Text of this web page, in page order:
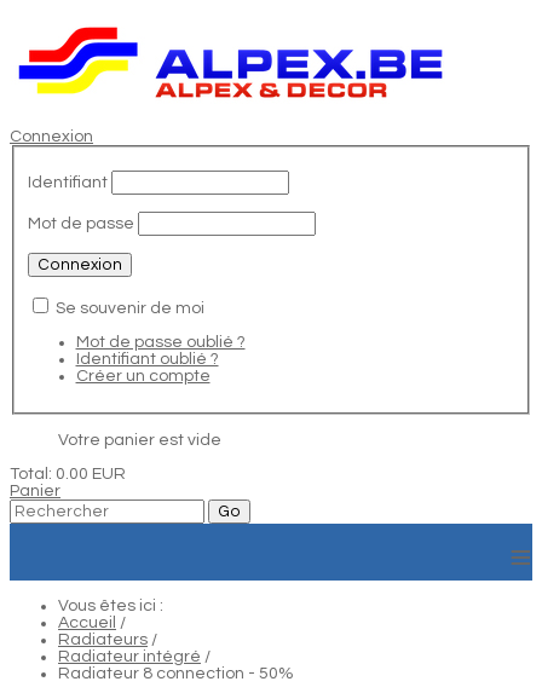
Connexion
Identifiant
Mot de passe
Se souvenir de moi
Mot de passe oublié ?
Identifiant oublié ?
Créer un compte
Votre panier est vide
Total: 0.00 EUR
Panier
≡
Vous êtes ici :
Accueil /
Radiateurs /
Radiateur intégré /
Radiateur 8 connection - 50%